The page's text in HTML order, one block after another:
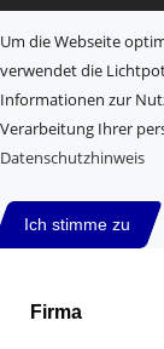
Um die Webseite
verwendet die
Informationen zur
Verarbeitung Ihrer
Datenschutzhinweis
Ich stimme zu
Firma